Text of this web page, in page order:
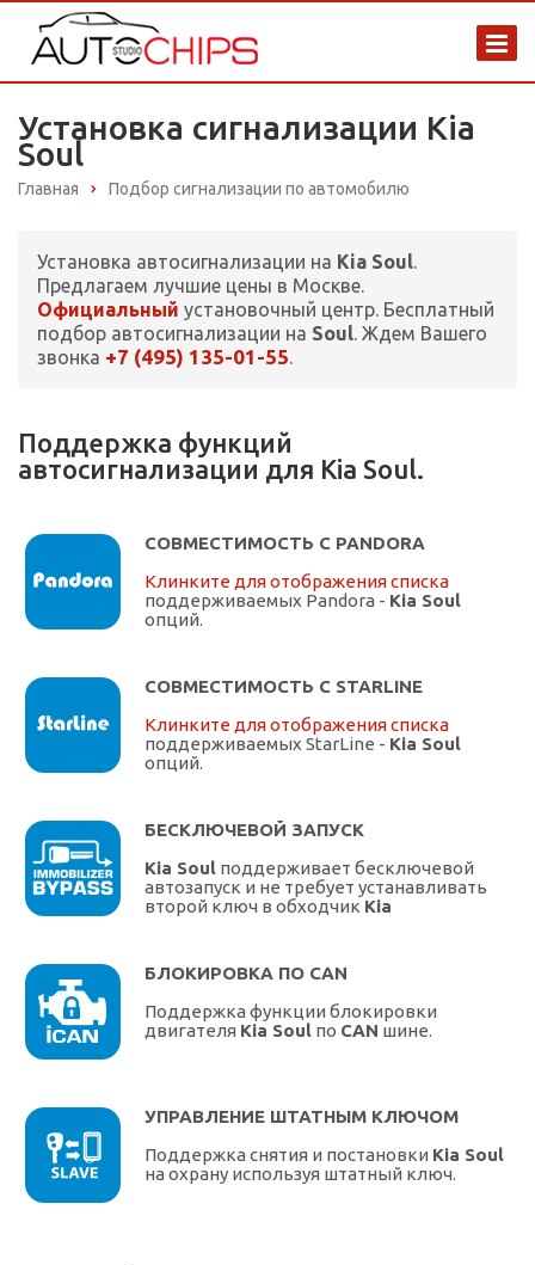
Установка сигнализации Kia
Soul
Главная Подбор сигнализации по автомобилю
Установка автосигнализации на Kia Soul.
Предлагаем лучшие цены в Москве.
Официальный установочный центр. Бесплатный
подбор автосигнализации на Soul. Ждем Вашего
звонка +7 (495) 135-01-55.
Поддержка функций
автосигнализации для Kia Soul.
СОВМЕСТИМОСТЬ С PANDORA
Клинките для отображения списка
поддерживаемых Pandora - Kia Soul
опций.
СОВМЕСТИМОСТЬ С STARLINE
Клинките для отображения списка
поддерживаемых StarLine - Kia Soul
опций.
БЕСКЛЮЧЕВОЙ ЗАПУСК
Kia Soul поддерживает бесключевой
автозапуск и не требует устанавливать
второй ключ в обходчик Kia
БЛОКИРОВКА ПО CAN
Поддержка функции блокировки
двигателя Kia Soul по CAN шине.
УПРАВЛЕНИЕ ШТАТНЫМ КЛЮЧОМ
Поддержка снятия и постановки Kia Soul
на охрану используя штатный ключ.